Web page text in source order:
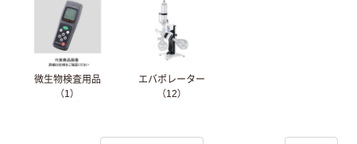
微生物検査用品
（1）
エバポレーター
（12）